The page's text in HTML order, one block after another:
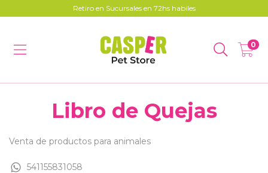
Retiro en Sucursales en 72hs habiles
0
Venta de productos para animales
541155831058